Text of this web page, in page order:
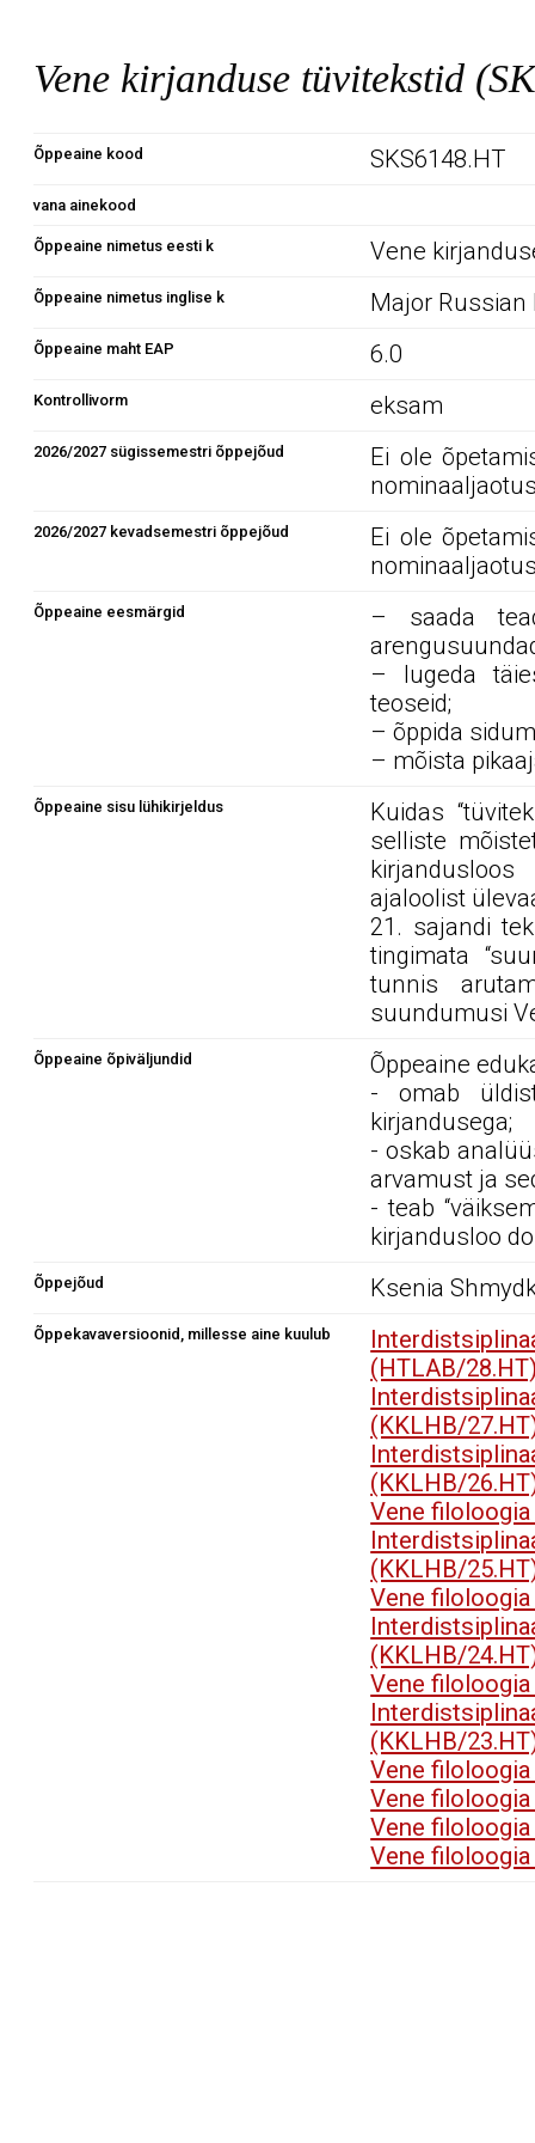
Vene kirjanduse tüvitekstid
Õppeaine kood SKS6148.HT
vana ainekood
Õppeaine nimetus eesti k Vene
Õppeaine nimetus inglise k Major Russian
Õppeaine maht EAP 6.0
Kontrollivorm eksam
2026/2027 sügissemestri õppejõud
Ei ole
2026/2027 kevadsemestri õppejõud
Ei ole
Õppeaine eesmärgid
– saada
– lugeda
teoseid;
– õppida
– mõista
Õppeaine sisu lühikirjeldus
Kuidas
selliste
ajaloolist
21. sajandi
tingimata
tunnis
suundumusi
Õppeaine õpiväljundid
Õppeaine
- omab
kirjandusega;
- oskab
arvamust ja
- teab
kirjandusloo
Õppejõud Ksenia
Õppekavaversioonid, millesse aine kuulub
(HTLAB/
(KKLHB/
(KKLHB/
Vene
(KKLHB/
Vene
(KKLHB/
Vene
(KKLHB/
Vene
Vene
Vene
Vene